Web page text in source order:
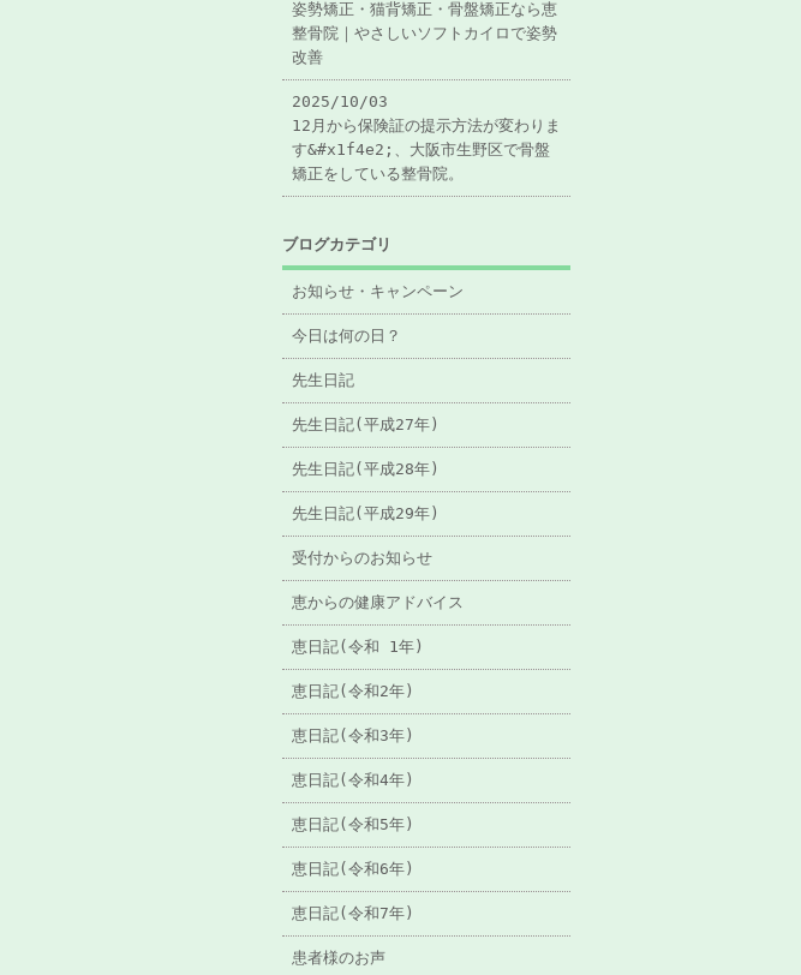
姿勢矯正・猫背矯正・骨盤矯正なら恵
整骨院｜やさしいソフトカイロで姿勢
改善
2025/10/03
12月から保険証の提示方法が変わりま
す&#x1f4e2;、大阪市生野区で骨盤
矯正をしている整骨院。
ブログカテゴリ
お知らせ・キャンペーン
今日は何の日？
先生日記
先生日記(平成27年)
先生日記(平成28年)
先生日記(平成29年)
受付からのお知らせ
恵からの健康アドバイス
恵日記(令和 1年)
恵日記(令和2年)
恵日記(令和3年)
恵日記(令和4年)
恵日記(令和5年)
恵日記(令和6年)
恵日記(令和7年)
患者様のお声